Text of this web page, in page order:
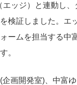
エッジ）と連動し
検証しました。エ
ームを担当する中
。
画開発室)、中富